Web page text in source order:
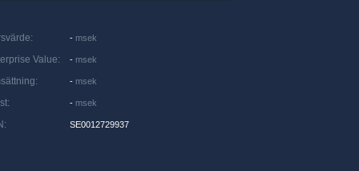
: - msek
Value: - msek
: - msek
: - msek
: SE0012729937